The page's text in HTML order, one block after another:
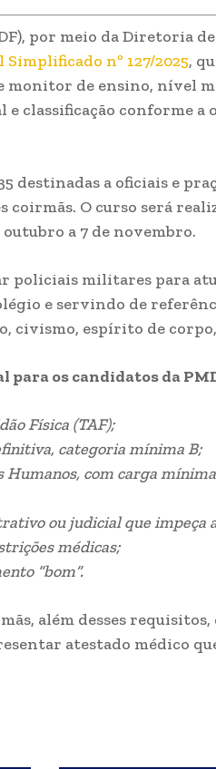
por meio da Diretoria de
Simplificado nº 127/2025,
de ensino, nível
classificação conforme a
destinadas a oficiais e
coirmãs. O curso será
a 7 de novembro.
policiais militares para
e servindo de
civismo, espírito de
os candidatos da
Física (TAF);
categoria mínima B;
com carga
ou judicial que impeça
médicas;
“bom”.
além desses requisitos,
atestado médico